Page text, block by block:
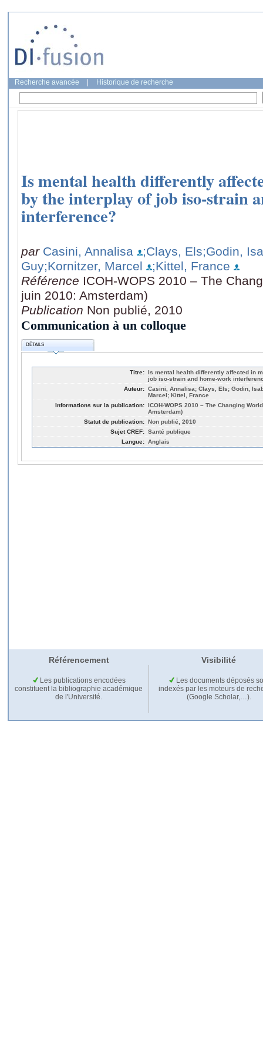
Recherche avancée Historique de recherche
Is mental health differently
by the interplay of job iso-strain
interference?
par Casini, Annalisa ;Clays, Els;Godin,
Guy;Kornitzer, Marcel
;Kittel, France
Référence ICOH-WOPS 2010 – The
juin 2010: Amsterdam)
Publication Non publié, 2010
Communication à un colloque
DÉTAILS
Titre: Is mental health differently affected in
job iso-strain and home-work
Auteur: Casini, Annalisa; Clays, Els; Godin,
Marcel; Kittel, France
Informations sur la publication: ICOH-WOPS 2010 – The Changing
Amsterdam)
Statut de publication: Non publié, 2010
Sujet CREF: Santé publique
Langue: Anglais
Référencement Visibilité
Les publications encodées
constituent la bibliographie académique
de l'Université.
Les documents déposés
indexés par les moteurs de
(Google Scholar,…).